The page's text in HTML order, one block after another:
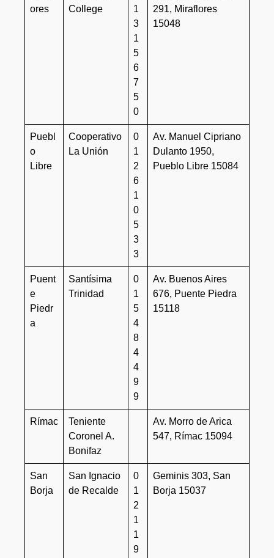
ores
College
1
3
1
5
6
7
5
0
291, Miraflores
15048
Puebl
o
Libre
Cooperativo
La Unión
0
1
2
6
1
0
5
3
3
Av. Manuel Cipriano
Dulanto 1950,
Pueblo Libre 15084
Puent
e
Piedr
a
Santísima
Trinidad
0
1
5
4
8
4
4
9
9
Av. Buenos Aires
676, Puente Piedra
15118
Rímac
Teniente
Coronel A.
Bonifaz
Av. Morro de Arica
547, Rímac 15094
San
Borja
San Ignacio
de Recalde
0
1
2
1
1
9
Geminis 303, San
Borja 15037